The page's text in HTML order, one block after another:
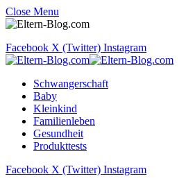
Close Menu
Facebook X (Twitter) Instagram
Schwangerschaft
Baby
Kleinkind
Familienleben
Gesundheit
Produkttests
Facebook X (Twitter) Instagram